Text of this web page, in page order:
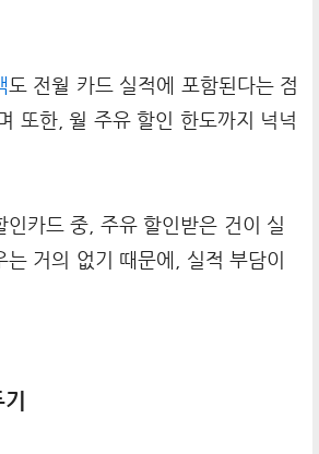
도 전월 카드 실적에 포함된다는 점
또한, 월 주유 할인 한도까지 넉넉
인카드 중, 주유 할인받은 건이 실
는 거의 없기 때문에, 실적 부담이